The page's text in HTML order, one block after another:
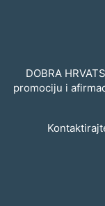
DOBRA
promociju i